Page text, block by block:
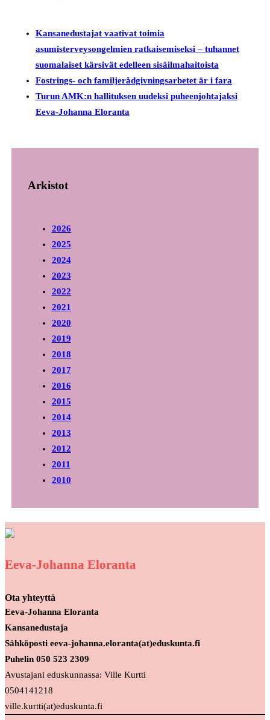
Kansanedustajat vaativat toimia
asumisterveysongelmien ratkaisemiseksi – tuhannet
suomalaiset kärsivät edelleen sisäilmahaitoista
Fostrings- och familjerådgivningsarbetet är i fara
Turun AMK:n hallituksen uudeksi puheenjohtajaksi
Eeva-Johanna Eloranta
Arkistot
2026
2025
2024
2023
2022
2021
2020
2019
2018
2017
2016
2015
2014
2013
2012
2011
2010
Eeva-Johanna Eloranta
Ota yhteyttä
Eeva-Johanna Eloranta
Kansanedustaja
Sähköposti eeva-johanna.eloranta(at)eduskunta.fi
Puhelin 050 523 2309
Avustajani eduskunnassa: Ville Kurtti
0504141218
ville.kurtti(at)eduskunta.fi